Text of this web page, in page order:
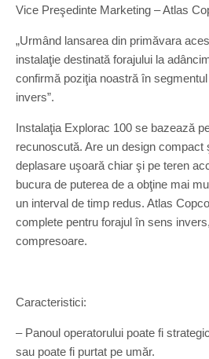
Vice Preşedinte Marketing – Atlas
„Urmând lansarea din primăvara
instalaţie destinată forajului la
confirmă poziţia noastră în
invers”.
Instalaţia Explorac 100 se bazează
recunoscută. Are un design compact
deplasare uşoară chiar şi pe teren
bucura de puterea de a obţine mai
un interval de timp redus. Atlas
complete pentru forajul în sens
compresoare.
Caracteristici:
– Panoul operatorului poate fi
sau poate fi purtat pe umăr.